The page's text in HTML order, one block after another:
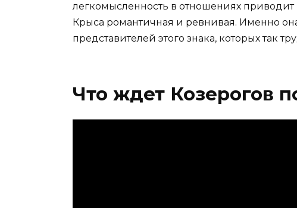
легкомысленность в отношениях
Крыса романтичная и ревнивая. Именно
представителей этого знака, которых так
Что ждет Козерогов